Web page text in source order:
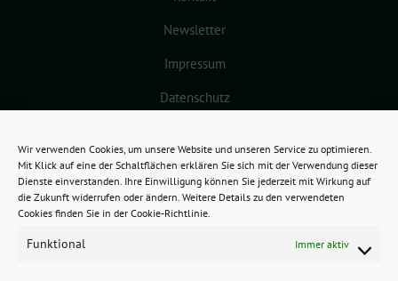
Wir verwenden Cookies, um unsere Website und unseren Service zu optimieren.
Mit Klick auf eine der Schaltflächen erklären Sie sich mit der Verwendung dieser
Dienste einverstanden. Ihre Einwilligung können Sie jederzeit mit Wirkung auf
die Zukunft widerrufen oder ändern. Weitere Details zu den verwendeten
Cookies finden Sie in der Cookie-Richtlinie.
Funktional Immer aktiv
Newsletter
Impressum
Datenschutz